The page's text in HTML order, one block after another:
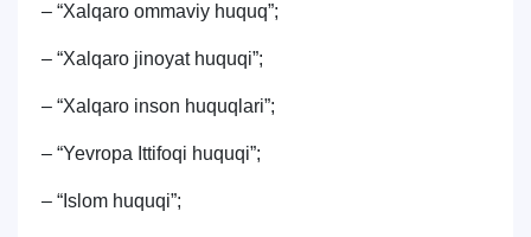
– “Xalqaro ommaviy huquq”;
– “Xalqaro jinoyat huquqi”;
– “Xalqaro inson huquqlari”;
– “Yevropa Ittifoqi huquqi”;
– “Islom huquqi”;